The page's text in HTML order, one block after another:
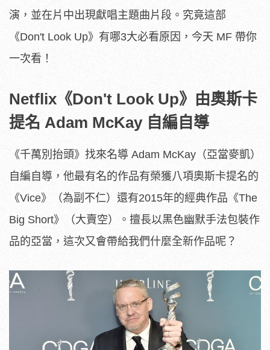
演，並在片中出現獻唱主題曲片段。究竟這部
《Don't Look Up》有哪3大必看原因，今天 MF 帶你
一次看！
Netflix《Don't Look Up》由奧斯卡
提名 Adam McKay 自編自導
《千萬別抬頭》找來名導 Adam McKay（亞當麥凱）
自編自導，他最有名的作品有榮獲八項奧斯卡提名的
《Vice》（為副不仁）還有2015年的經典作品《The
Big Short》（大賣空）。擅長以黑色幽默手法包裝作
品的亞當，這次又會帶給我們什麼全新作品呢？